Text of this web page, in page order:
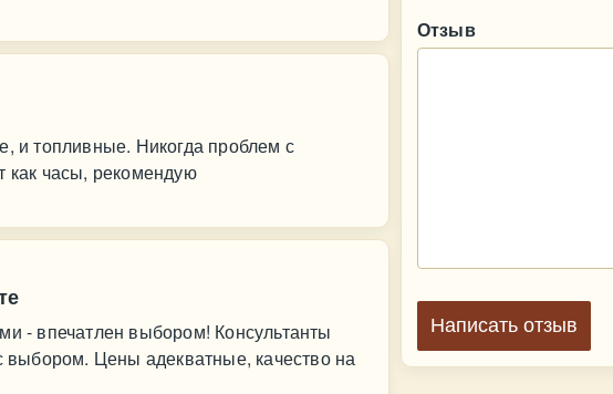
и топливные. Никогда проблем с
как часы, рекомендую
- впечатлен выбором! Консультанты
выбором. Цены адекватные, качество на
Отзыв
Написать отзыв